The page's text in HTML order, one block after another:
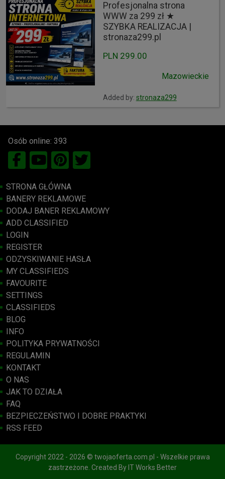
Profesjonalna strona
WWW za 299 zł ★
SZYBKA REALIZACJA |
stronaza299.pl
PLN 299.00
Mazowieckie
Added by: stronaza299
Osób online: 393
STRONA GŁÓWNA
BANERY REKLAMOWE
DODAJ BANER REKLAMOWY
ADD CLASSIFIED
LOGIN
REGISTER
ODZYSKIWANIE HASŁA
MY CLASSIFIEDS
FAVOURITE
SETTINGS
CLASSIFIEDS
BLOG
INFO
POLITYKA PRYWATNOŚCI
REGULAMIN
KONTAKT
O NAS
JAK TO DZIAŁA
FAQ
BEZPIECZEŃSTWO I DOBRE PRAKTYKI
RSS FEED
Copyright 2022 - 2026 © twojaoferta.com.pl - Wszelkie prawa
zastrzeżone. Created By IT Works Better